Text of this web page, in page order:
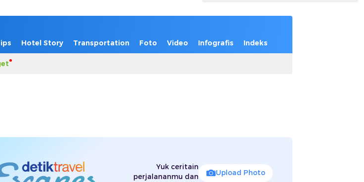
Hotel Story Transportation Foto Video Infografis Indeks
Yuk ceritain
perjalananmu dan
Upload Photo